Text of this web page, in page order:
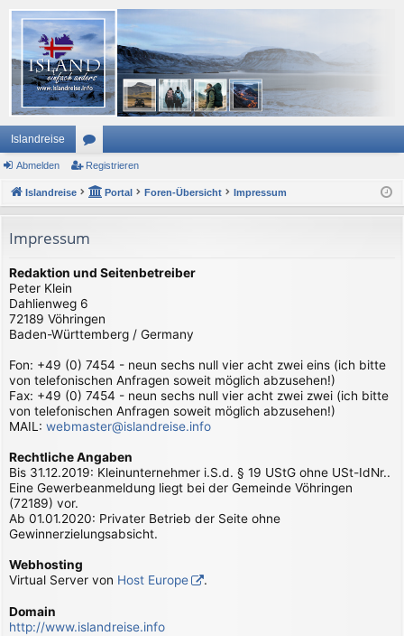
Islandreise
or
en
Abmelden Registrieren
Islandreise Portal Foren-Übersicht Impressum
Impressum
Redaktion und Seitenbetreiber
Peter Klein
Dahlienweg 6
72189 Vöhringen
Baden-Württemberg / Germany
Fon: +49 (0) 7454 - neun sechs null vier acht zwei eins (ich bitte
von telefonischen Anfragen soweit möglich abzusehen!)
Fax: +49 (0) 7454 - neun sechs null vier acht zwei zwei (ich bitte
von telefonischen Anfragen soweit möglich abzusehen!)
MAIL: webmaster@islandreise.info
Rechtliche Angaben
Bis 31.12.2019: Kleinunternehmer i.S.d. § 19 UStG ohne USt-IdNr..
Eine Gewerbeanmeldung liegt bei der Gemeinde Vöhringen
(72189) vor.
Ab 01.01.2020: Privater Betrieb der Seite ohne
Gewinnerzielungsabsicht.
Webhosting
Virtual Server von Host Europe .
Domain
http://www.islandreise.info